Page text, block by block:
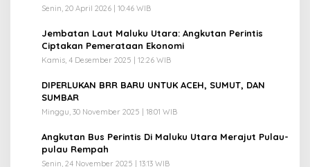
Senin, 20 April 2026 | 10:46 WIB
Jembatan Laut Maluku Utara: Angkutan Perintis
Ciptakan Pemerataan Ekonomi
Kamis, 4 Desember 2025 | 12:26 WIB
DIPERLUKAN BRR BARU UNTUK ACEH, SUMUT, DAN
SUMBAR
Minggu, 30 November 2025 | 18:01 WIB
Angkutan Bus Perintis Di Maluku Utara Merajut Pulau-
pulau Rempah
Senin, 24 November 2025 | 13:13 WIB